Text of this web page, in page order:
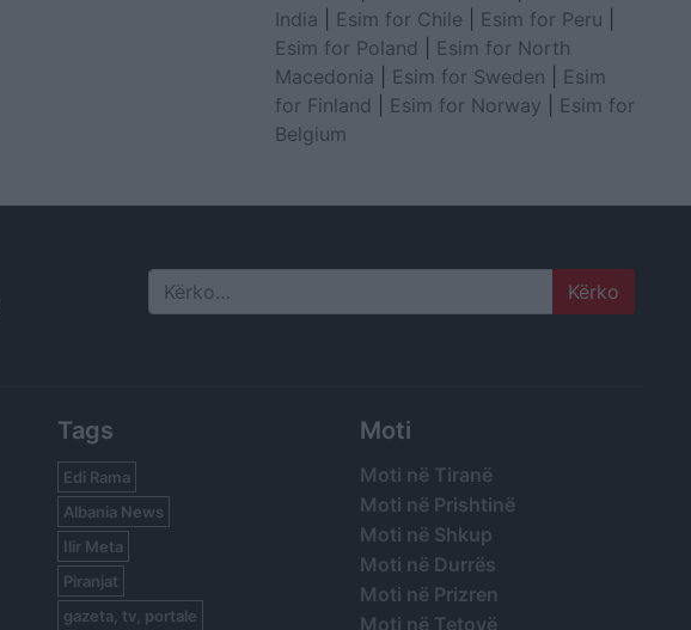
India
Esim for Chile Esim for Peru
Esim for Poland
Esim for North
Macedonia
Esim for Sweden
Esim
for Finland
Esim for Norway
Esim for
Belgium
Search
Tags
Edi Rama
Albania News
Ilir Meta
Piranjat
gazeta, tv, portale
Moti
Moti në Tiranë
Moti në Prishtinë
Moti në Shkup
Moti në Durrës
Moti në Prizren
Moti në Tetovë